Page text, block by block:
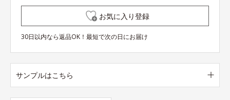
お気に入り登録
30日以内なら返品OK！最短で次の日にお届け
サンプルはこちら